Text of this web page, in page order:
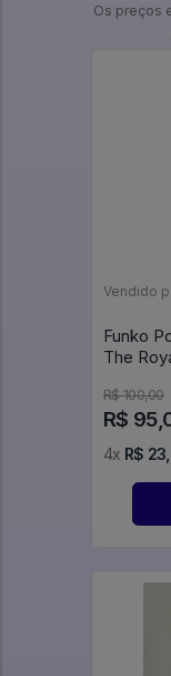
Os preços
Vendido
Funko
R$ 100,00
R$
4x R$